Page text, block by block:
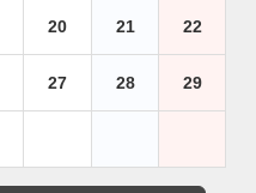
20 21 22
27 28 29